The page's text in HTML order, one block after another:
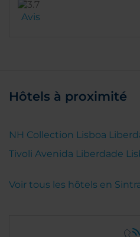
Avis
Hôtels à proximité
NH Collection Lisboa
Tivoli Avenida Liberdade
Voir tous les hôtels en